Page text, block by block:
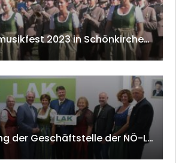
Bezirksmusikfest 2023 in Schönkirchen-Reyersdorf
Eröffnung der Geschäftstelle der NÖ-Landarbeiterkammer in Mistelbach w4tv174